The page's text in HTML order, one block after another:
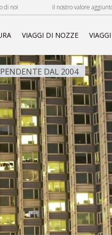
di noi il nostro valore
VIAGGI DI NOZZE
DAL 2004